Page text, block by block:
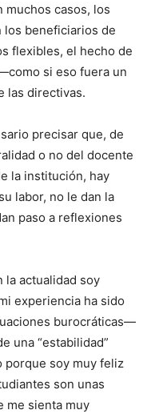
muchos casos, los
los beneficiarios de
flexibles, el hecho de
si eso fuera un
las directivas.
precisar que, de
o no del docente
la institución, hay
labor, no le dan la
paso a reflexiones
la actualidad soy
experiencia ha sido
burocráticas—
una “estabilidad”
porque soy muy feliz
son unas
me sienta muy